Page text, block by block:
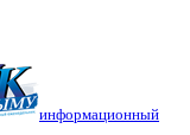
информационный